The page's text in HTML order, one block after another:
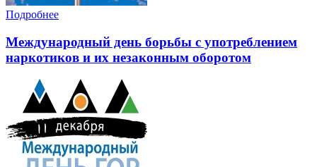
Подробнее
Международный день борьбы с употреблением
наркотиков и их незаконным оборотом